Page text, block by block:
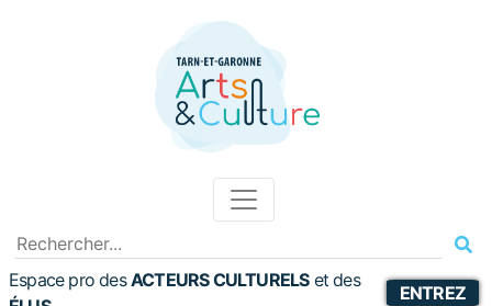
Espace pro desACTEURS CULTURELS etdes
ENTREZ